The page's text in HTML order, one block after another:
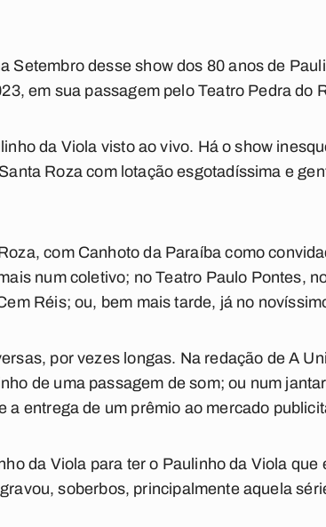
Setembrodesse show dos 80 anos de
em sua passagem pelo Teatro Pedra do
da Viola visto ao vivo. Há o show
Roza com lotação esgotadíssima e
com Canhoto da Paraíba como
num coletivo; no Teatro Paulo Pontes,
Réis; ou, bem mais tarde, já no
por vezes longas. Na redação de A
de uma passagem de som; ou num
a entrega de um prêmio ao mercado
da Viola para ter o Paulinho da Viola
soberbos, principalmente aquela